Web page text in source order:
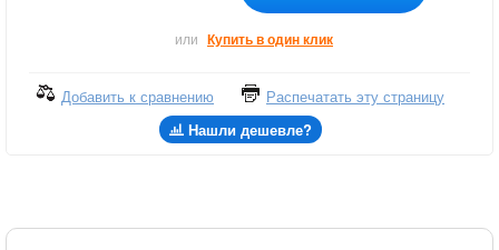
или Купить в один клик
Добавить к сравнению
Распечатать эту страницу
Нашли дешевле?